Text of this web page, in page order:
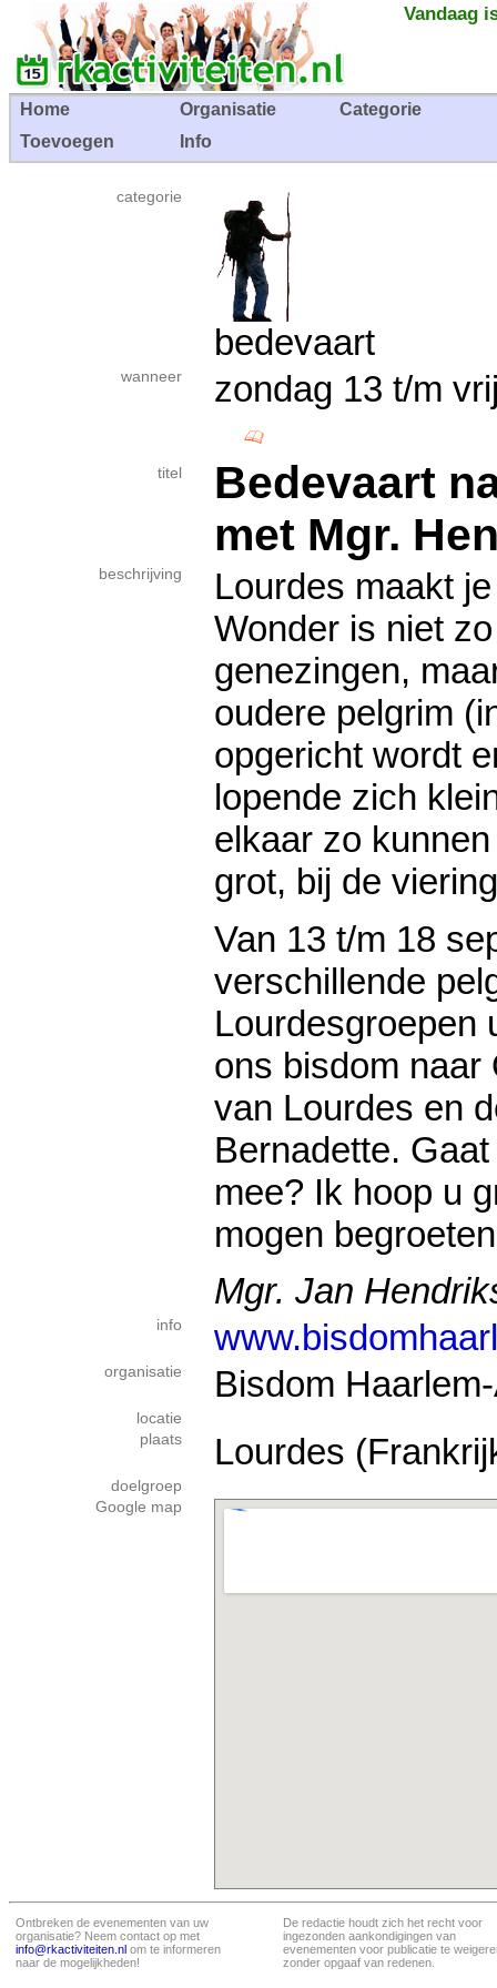
Vandaag
Home Organisatie
Categorie
Toevoegen
Info
categorie
bedevaart
wanneer zondag 13 t/m
titel
Bedevaart
met Mgr.
beschrijving
Lourdes maakt
Wonder is niet
genezingen,
oudere pelgrim
opgericht wordt
lopende zich
elkaar zo
grot, bij de
Van 13 t/m 18
verschillende
Lourdesgroepen
ons bisdom naar
van Lourdes en
Bernadette.
mee? Ik hoop u
mogen
Mgr. Jan
info
organisatie Bisdom
locatie
plaats
Lourdes
doelgroep
Google map
Ontbreken de evenementen van uw
organisatie? Neem contact op met
info@rkactiviteiten.nl om te informeren
naar de mogelijkheden!
De redactie houdt zich het recht voor
ingezonden aankondigingen van
evenementen voor publicatie te
zonder opgaaf van redenen.